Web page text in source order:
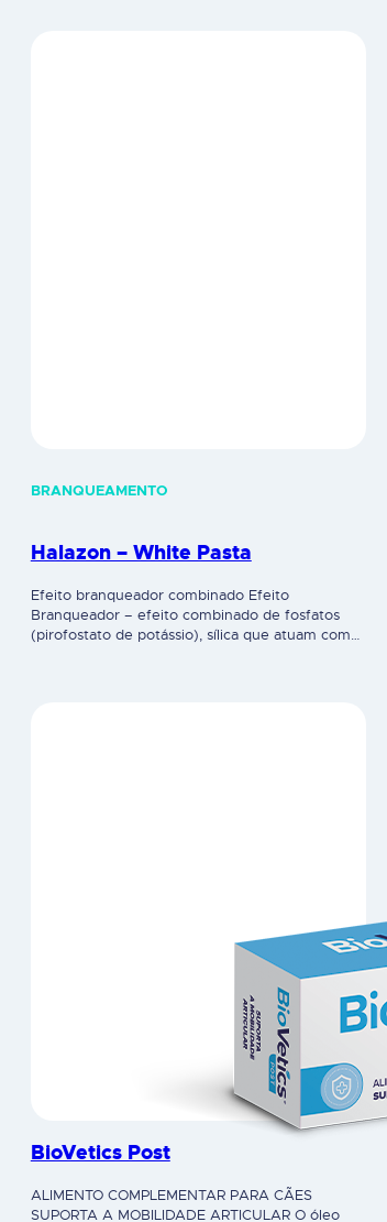
BRANQUEAMENTO
Halazon – White Pasta
Efeito branqueador combinado Efeito
Branqueador – efeito combinado de fosfatos
(pirofostato de potássio), sílica que atuam como
BioVetics Post
ALIMENTO COMPLEMENTAR PARA CÃES
SUPORTA A MOBILIDADE ARTICULAR O óleo